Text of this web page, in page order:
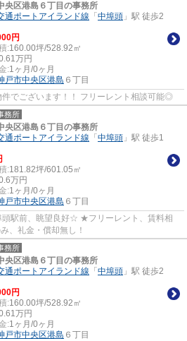
央区港島６丁目の事務所
通ポートアイランド線 「 中埠頭 」駅 徒歩2
円
:160.00坪/528.92㎡
万円
:1ヶ月/0ヶ月
戸市中央区港島 ６丁目
でございます！！ フリーレント相談可能◎
務所
央区港島６丁目の事務所
通ポートアイランド線 「 中埠頭 」駅 徒歩1
:181.82坪/601.05㎡
万円
:1ヶ月/0ヶ月
戸市中央区港島 ６丁目
頭駅前、眺望良好☆ ★フリーレント、賃料相
、礼金・償却無し！
務所
央区港島６丁目の事務所
通ポートアイランド線 「 中埠頭 」駅 徒歩2
円
:160.00坪/528.92㎡
万円
:1ヶ月/0ヶ月
戸市中央区港島 ６丁目